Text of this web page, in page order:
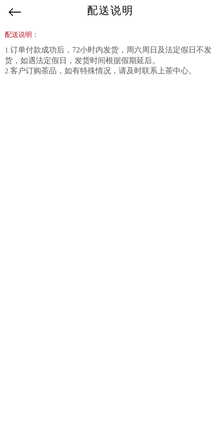
配送说明
配送说明：
1. 订单付款成功后，72小时内发货，周六周日及法定假日不发
货，如遇法定假日，发货时间根据假期延后。
2. 客户订购茶品，如有特殊情况，请及时联系上茶中心。